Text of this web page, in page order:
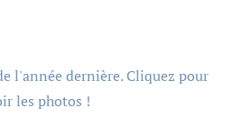
l'année dernière. Cliquez pour
les photos !